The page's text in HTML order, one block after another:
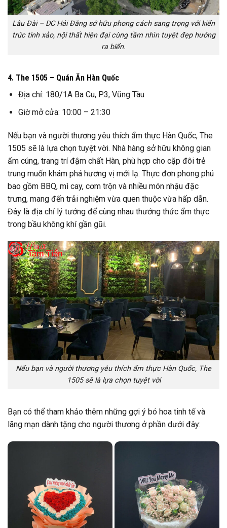
Lâu Đài – DC Hải Đăng sở hữu phong cách sang trọng với kiến
trúc tinh xảo, nội thất hiện đại cùng tầm nhìn tuyệt đẹp hướng
ra biển.
4. The 1505 – Quán Ăn Hàn Quốc
Địa chỉ: 180/1A Ba Cu, P.3, Vũng Tàu
Giờ mở cửa: 10:00 – 21:30
Nếu bạn và người thương yêu thích ẩm thực Hàn Quốc, The
1505 sẽ là lựa chọn tuyệt vời. Nhà hàng sở hữu không gian
ấm cúng, trang trí đậm chất Hàn, phù hợp cho cặp đôi trẻ
trung muốn khám phá hương vị mới lạ. Thực đơn phong phú
bao gồm BBQ, mì cay, cơm trộn và nhiều món nhậu đặc
trưng, mang đến trải nghiệm vừa quen thuộc vừa hấp dẫn.
Đây là địa chỉ lý tưởng để cùng nhau thưởng thức ẩm thực
trong bầu không khí gần gũi.
Nếu bạn và người thương yêu thích ẩm thực Hàn Quốc, The
1505 sẽ là lựa chọn tuyệt vời
Bạn có thể tham khảo thêm những gợi ý bó hoa tinh tế và
lãng mạn dành tặng cho người thương ở phần dưới đây: